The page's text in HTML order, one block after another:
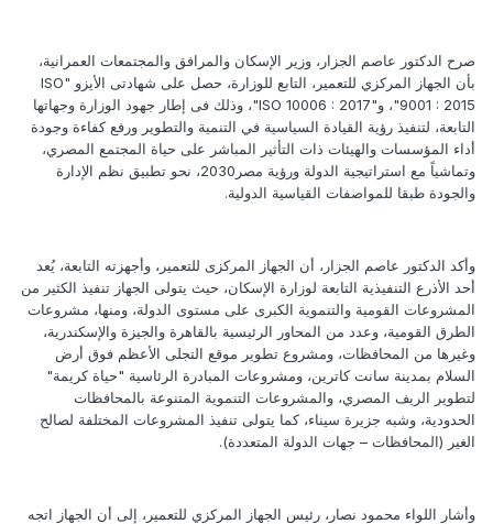
صرح الدكتور عاصم الجزار، وزير الإسكان والمرافق والمجتمعات العمرانية،
بأن الجهاز المركزي للتعمير، التابع للوزارة، حصل على شهادتى الأيزو "ISO
9001 : 2015"، و"ISO 10006 : 2017"، وذلك فى إطار جهود الوزارة وجهاتها
التابعة، لتنفيذ رؤية القيادة السياسية في التنمية والتطوير ورفع كفاءة وجودة
أداء المؤسسات والهيئات ذات التأثير المباشر على حياة المجتمع المصري،
وتماشياً مع استراتيجية الدولة ورؤية مصر2030، نحو تطبيق نظم الإدارة
والجودة طبقا للمواصفات القياسية الدولية.
وأكد الدكتور عاصم الجزار، أن الجهاز المركزى للتعمير، وأجهزته التابعة، يُعد
أحد الأذرع التنفيذية التابعة لوزارة الإسكان، حيث يتولى الجهاز تنفيذ الكثير من
المشروعات القومية والتنموية الكبرى على مستوى الدولة، ومنها، مشروعات
الطرق القومية، وعدد من المحاور الرئيسية بالقاهرة والجيزة والإسكندرية،
وغيرها من المحافظات، ومشروع تطوير موقع التجلى الأعظم فوق أرض
السلام بمدينة سانت كاترين، ومشروعات المبادرة الرئاسية "حياة كريمة"
لتطوير الريف المصري، والمشروعات التنموية المتنوعة بالمحافظات
الحدودية، وشبه جزيرة سيناء، كما يتولى تنفيذ المشروعات المختلفة لصالح
الغير (المحافظات – جهات الدولة المتعددة).
وأشار اللواء محمود نصار، رئيس الجهاز المركزي للتعمير، إلى أن الجهاز اتجه